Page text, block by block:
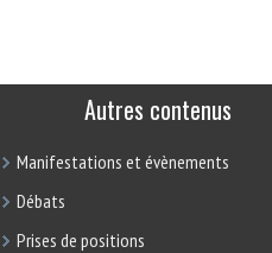
Autres contenus
Manifestations et évènements
Débats
Prises de positions